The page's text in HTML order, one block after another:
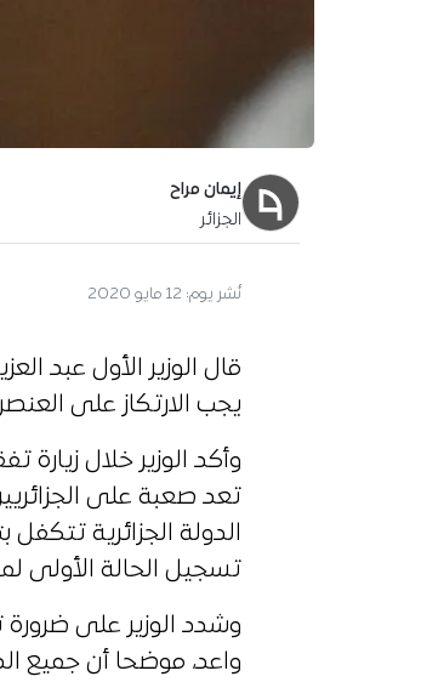
إيمان مراح
الجزائر
نُشر يوم: 12 مايو 2020
قال الوزير الأول عبد
يجب الارتكاز على
وأكد الوزير خلال زيارة
تعد صعبة على
الدولة الجزائرية
تسجيل الحالة الأولى
وشدد الوزير على
واعد، موضحا أن جميع